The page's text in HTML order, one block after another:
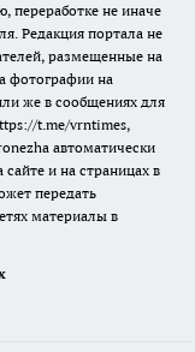
переработке не иначе
Редакция портала не
размещенные на
фотографии на
же в сообщениях для
t.me/vrntimes,
автоматически
и на страницах в
передать
материалы в